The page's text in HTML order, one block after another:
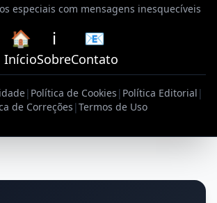
especiais com mensagens inesquecíveis
🏠
Início
ℹ️
Sobre
📧
Contato
| Política de Cookies | Política Editorial |
de Correções |Termos de Uso